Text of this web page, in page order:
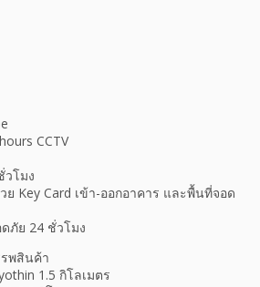
CCTV
วโมง
ย Key Card เข้า-ออกอาคาร และพื้นที่จอด
ภัย 24 ชั่วโมง
พสินค้า
1.5 กิโลเมตร